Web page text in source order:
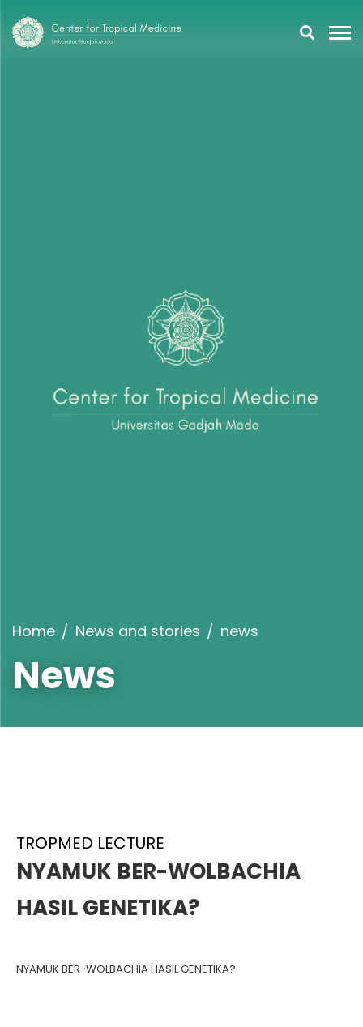
Home News and stories news
News
TROPMED LECTURE
NYAMUK BER-WOLBACHIA
HASIL GENETIKA?
NYAMUK BER-WOLBACHIA HASIL GENETIKA?